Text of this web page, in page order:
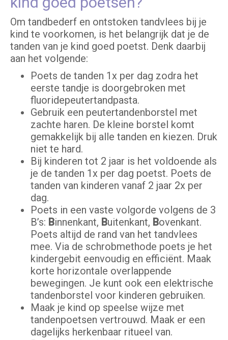
Om tandbederf en ontstoken tandvlees bij je
kind te voorkomen, is het belangrijk dat je de
tanden van je kind goed poetst. Denk daarbij
aan het volgende:
Poets de tanden 1x per dag zodra het
eerste tandje is doorgebroken met
fluoridepeutertandpasta.
Gebruik een peutertandenborstel met
zachte haren. De kleine borstel komt
gemakkelijk bij alle tanden en kiezen. Druk
niet te hard.
Bij kinderen tot 2 jaar is het voldoende als
je de tanden 1x per dag poetst. Poets de
tanden van kinderen vanaf 2 jaar 2x per
dag.
Poets in een vaste volgorde volgens de 3
B’s: Binnenkant, Buitenkant, Bovenkant.
Poets altijd de rand van het tandvlees
mee. Via de schrobmethode poets je het
kindergebit eenvoudig en efficiënt. Maak
korte horizontale overlappende
bewegingen. Je kunt ook een elektrische
tandenborstel voor kinderen gebruiken.
Maak je kind op speelse wijze met
tandenpoetsen vertrouwd. Maak er een
dagelijks herkenbaar ritueel van.